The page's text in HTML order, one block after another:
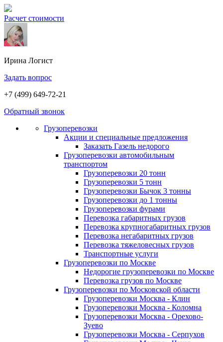
Расчет стоимости
Ирина Логист
Задать вопрос
+7 (499) 649-72-21
Обратный звонок
Грузоперевозки
Акции и специальные предложения
Заказать Газель недорого
Грузоперевозки автомобильным
транспортом
Грузоперевозки 20 тонн
Грузоперевозки 5 тонн
Грузоперевозки Бычок 3 тонны
Грузоперевозки до 1 тонны
Грузоперевозки фурами
Перевозка габаритных грузов
Перевозка крупногабаритных грузов
Перевозка негабаритных грузов
Перевозка тяжеловесных грузов
Транспортные услуги
Грузоперевозки по Москве
Недорогие грузоперевозки по Москве
Перевозка грузов по Москве
Грузоперевозки по Московской области
Грузоперевозки Москва - Клин
Грузоперевозки Москва - Коломна
Грузоперевозки Москва - Орехово-
Зуево
Грузоперевозки Москва - Серпухов